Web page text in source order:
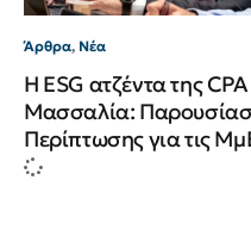
Άρθρα, Νέα
Η ESG ατζέντα της
Μασσαλία:
Περίπτωσης για τις